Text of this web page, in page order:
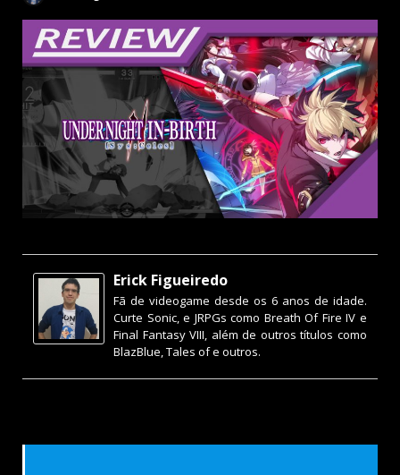
Erick Figueiredo
Fã de videogame desde os 6 anos de idade.
Curte Sonic, e JRPGs como Breath Of Fire IV e
Final Fantasy VIII, além de outros títulos como
BlazBlue, Tales of e outros.